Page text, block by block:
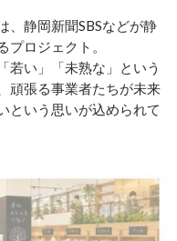
、静岡新聞SBSなどが静
ロジェクト。
若い」「未熟な」という
頑張る事業者たちが未来
という思いが込められて